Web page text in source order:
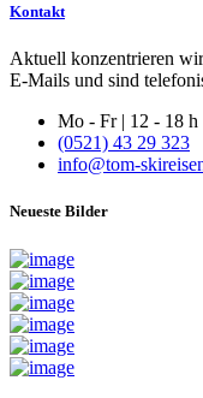
Kontakt
Aktuell konzentrieren
E-Mails und sind
Mo - Fr | 12 - 18 h
(0521) 43 29 323
info@tom-
Neueste Bilder